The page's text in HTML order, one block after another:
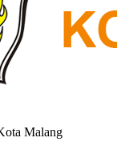
Malang